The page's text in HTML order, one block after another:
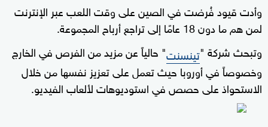
وأدت قيود فُرضت في الصين على وقت اللعب عبر الإنترنت
لمن هم ما دون 18 عامًا إلى تراجع أرباح المجموعة.
وتبحث شركة "تينسنت" حالياً عن مزيد من الفرص في الخارج
وخصوصاً في أوروبا حيث تعمل على تعزيز نفسها من خلال
الاستحواذ على حصص في استوديوهات لألعاب الفيديو.